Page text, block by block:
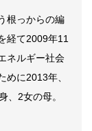
根っからの編
経て2009年11
ネルギー社会
めに2013年、
、2女の母。